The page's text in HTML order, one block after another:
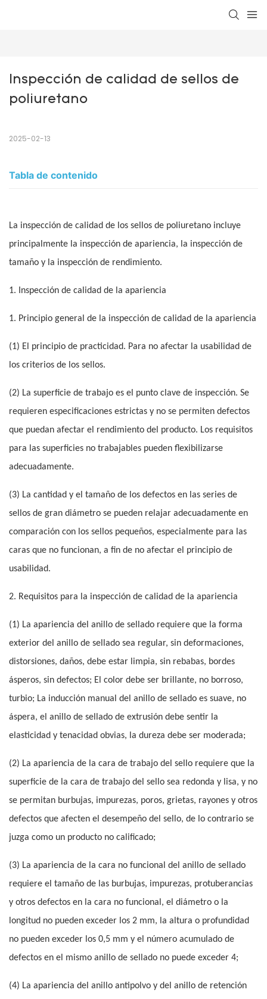
Inspección de calidad de sellos de
poliuretano
2025-02-13
Tabla de contenido
La inspección de calidad de los sellos de poliuretano incluye
principalmente la inspección de apariencia, la inspección de
tamaño y la inspección de rendimiento.
1. Inspección de calidad de la apariencia
1. Principio general de la inspección de calidad de la apariencia
(1) El principio de practicidad. Para no afectar la usabilidad de
los criterios de los sellos.
(2) La superficie de trabajo es el punto clave de inspección. Se
requieren especificaciones estrictas y no se permiten defectos
que puedan afectar el rendimiento del producto. Los requisitos
para las superficies no trabajables pueden flexibilizarse
adecuadamente.
(3) La cantidad y el tamaño de los defectos en las series de
sellos de gran diámetro se pueden relajar adecuadamente en
comparación con los sellos pequeños, especialmente para las
caras que no funcionan, a fin de no afectar el principio de
usabilidad.
2. Requisitos para la inspección de calidad de la apariencia
(1) La apariencia del anillo de sellado requiere que la forma
exterior del anillo de sellado sea regular, sin deformaciones,
distorsiones, daños, debe estar limpia, sin rebabas, bordes
ásperos, sin defectos; El color debe ser brillante, no borroso,
turbio; La inducción manual del anillo de sellado es suave, no
áspera, el anillo de sellado de extrusión debe sentir la
elasticidad y tenacidad obvias, la dureza debe ser moderada;
(2) La apariencia de la cara de trabajo del sello requiere que la
superficie de la cara de trabajo del sello sea redonda y lisa, y no
se permitan burbujas, impurezas, poros, grietas, rayones y otros
defectos que afecten el desempeño del sello, de lo contrario se
juzga como un producto no calificado;
(3) La apariencia de la cara no funcional del anillo de sellado
requiere el tamaño de las burbujas, impurezas, protuberancias
y otros defectos en la cara no funcional, el diámetro o la
longitud no pueden exceder los 2 mm, la altura o profundidad
no pueden exceder los 0,5 mm y el número acumulado de
defectos en el mismo anillo de sellado no puede exceder 4;
(4) La apariencia del anillo antipolvo y del anillo de retención